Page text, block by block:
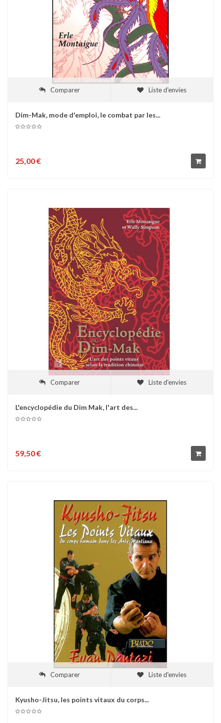
Comparer Liste d'envies
Dim-Mak, mode d'emploi, le combat par les...
25,00 €
Comparer Liste d'envies
L'encyclopédie du Dim Mak, l'art des...
59,50 €
Comparer Liste d'envies
Kyusho-Jitsu, les points vitaux du corps...